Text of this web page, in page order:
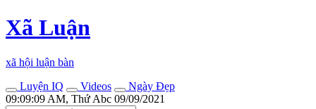
Xã Luận
xã hội luận bàn
Luyện IQ
Videos
Ngày Đẹp
09:09:09 AM, Thứ Abc 09/09/2021